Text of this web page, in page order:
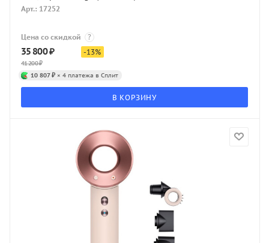
Арт.: 17252
Цена со скидкой ?
35 800₽
41 200₽
-13%
10 807 ₽ × 4 платежа в Сплит
В КОРЗИНУ